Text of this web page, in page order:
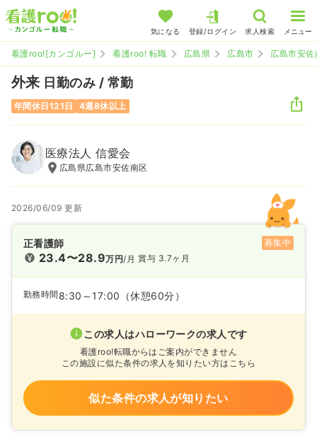
気になる 登録/ログイン 求人検索 メニュー
看護roo![カンゴルー] 看護roo! 転職 広島県 広島市 広島市安佐
外来 日勤のみ / 常勤
年間休日121日 4週8休以上
医療法人 信愛会
広島県広島市安佐南区
2026/06/09 更新
正看護師 募集中
23.4〜28.9万円/月 賞与 3.7ヶ月
勤務時間 8:30～17:00 （休憩60分）
この求人はハローワークの求人です
看護roo!転職からはご案内ができません
この施設に似た条件の求人を知りたい方はこちら
似た条件の求人が知りたい